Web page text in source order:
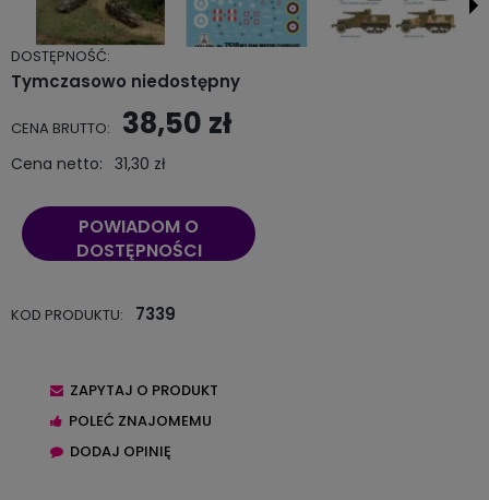
DOSTĘPNOŚĆ:
Tymczasowo niedostępny
CENA BRUTTO: 38,50 zł
Cena netto: 31,30 zł
POWIADOM O
DOSTĘPNOŚCI
KOD PRODUKTU: 7339
ZAPYTAJ O PRODUKT
POLEĆ ZNAJOMEMU
DODAJ OPINIĘ